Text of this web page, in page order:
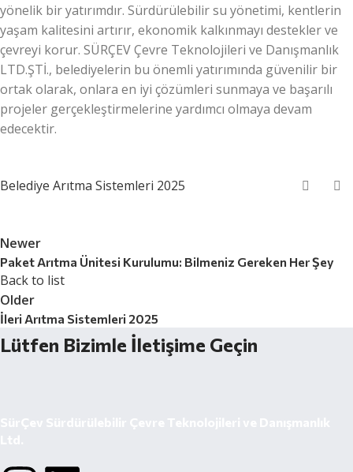
yönelik bir yatırımdır. Sürdürülebilir su yönetimi, kentlerin
yaşam kalitesini artırır, ekonomik kalkınmayı destekler ve
çevreyi korur. SÜRÇEV Çevre Teknolojileri ve Danışmanlık
LTD.ŞTİ., belediyelerin bu önemli yatırımında güvenilir bir
ortak olarak, onlara en iyi çözümleri sunmaya ve başarılı
projeler gerçekleştirmelerine yardımcı olmaya devam
edecektir.
Belediye Arıtma Sistemleri 2025
Newer
Paket Arıtma Ünitesi Kurulumu: Bilmeniz Gereken Her Şey
Back to list
Older
İleri Arıtma Sistemleri 2025
Lütfen Bizimle İletişime Geçin